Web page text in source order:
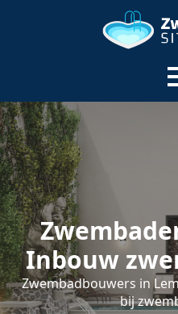
Inbouw
Zwembadbouwers in
bij